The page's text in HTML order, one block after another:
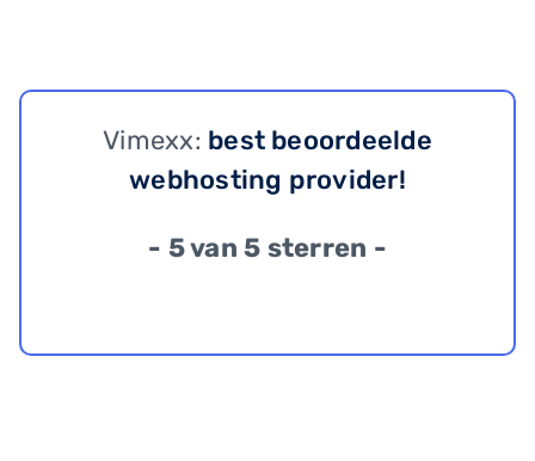
Vimexx: best beoordeelde
webhosting provider!
- 5 van 5 sterren -